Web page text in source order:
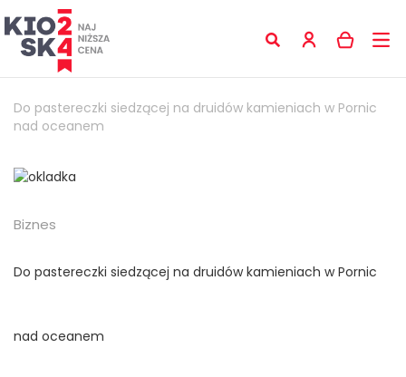
Do pastereczki siedzącej na druidów kamieniach w Pornic
nad oceanem
Biznes
Do pastereczki siedzącej na druidów kamieniach w Pornic
nad oceanem